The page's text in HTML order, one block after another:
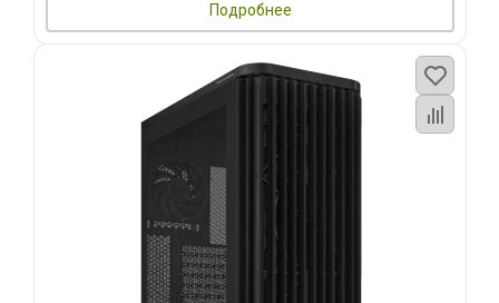
Подробнее